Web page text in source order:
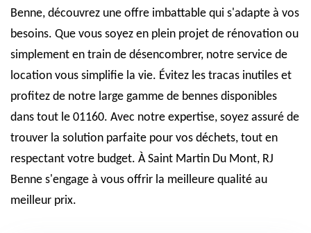
Benne, découvrez une offre imbattable qui s'adapte à vos
besoins. Que vous soyez en plein projet de rénovation ou
simplement en train de désencombrer, notre service de
location vous simplifie la vie. Évitez les tracas inutiles et
profitez de notre large gamme de bennes disponibles
dans tout le 01160. Avec notre expertise, soyez assuré de
trouver la solution parfaite pour vos déchets, tout en
respectant votre budget. À Saint Martin Du Mont, RJ
Benne s'engage à vous offrir la meilleure qualité au
meilleur prix.